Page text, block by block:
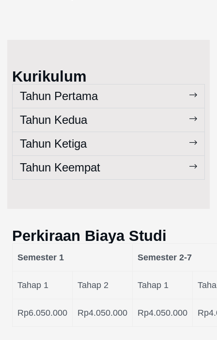
Kurikulum
Tahun Pertama
Tahun Kedua
Tahun Ketiga
Tahun Keempat
Perkiraan Biaya Studi
Semester 1 Semester 2-7
Tahap 1 Tahap 2 Tahap 1
Rp6.050.000 Rp4.050.000 Rp4.050.000